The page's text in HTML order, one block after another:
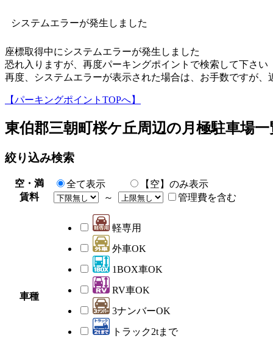
システムエラーが発生しました
座標取得中にシステムエラーが発生しました
恐れ入りますが、再度パーキングポイントで検索して下さい
再度、システムエラーが表示された場合は、お手数ですが
【パーキングポイントTOPへ】
東伯郡三朝町桜ケ丘周辺の月極駐車場一
絞り込み検索
空・満 全て表示
【空】のみ表示
賃料
～ 管理費を含む
車種
軽専用
外車OK
1BOX車OK
RV車OK
3ナンバーOK
トラック2tまで